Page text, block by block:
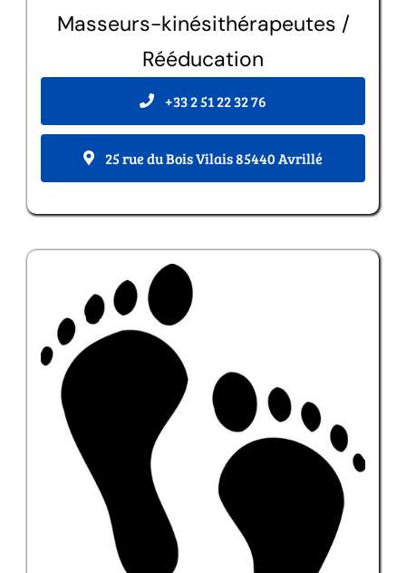
Masseurs-kinésithérapeutes /
Rééducation
+33 2 51 22 32 76
25 rue du Bois Vilais 85440 Avrillé